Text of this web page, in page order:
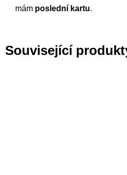
mám poslední kartu.
Související